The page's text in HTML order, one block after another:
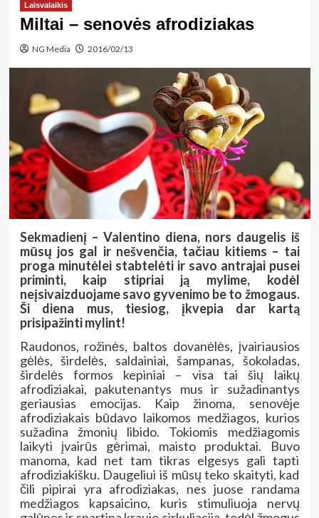
Laisvalaikis
Miltai – senovės afrodiziakas
NG Media 2016/02/13
Sekmadienį – Valentino diena, nors daugelis iš
mūsų jos gal ir nešvenčia, tačiau kitiems – tai
proga minutėlei stabtelėti ir savo antrajai pusei
priminti, kaip stipriai ją mylime, kodėl
neįsivaizduojame savo gyvenimo be to žmogaus.
Ši diena mus, tiesiog, įkvepia dar kartą
prisipažinti mylint!
Raudonos, rožinės, baltos dovanėlės, įvairiausios
gėlės, širdelės, saldainiai, šampanas, šokoladas,
širdelės formos kepiniai – visa tai šių laikų
afrodiziakai, pakutenantys mus ir sužadinantys
geriausias emocijas. Kaip žinoma, senovėje
afrodiziakais būdavo laikomos medžiagos, kurios
sužadina žmonių libido. Tokiomis medžiagomis
laikyti įvairūs gėrimai, maisto produktai. Buvo
manoma, kad net tam tikras elgesys gali tapti
afrodiziakišku. Daugeliui iš mūsų teko skaityti, kad
čili pipirai yra afrodiziakas, nes juose randama
medžiagos kapsaicino, kuris stimuliuoja nervų